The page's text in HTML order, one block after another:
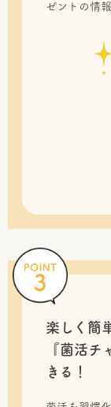
ゼントの情
楽しく簡
『菌活チ
きる！